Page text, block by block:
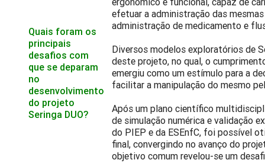
Quais foram os
principais
desafios com
que se deparam
no
desenvolvimento
do projeto
Seringa DUO?
efetuar a administração das
administração de medicamento e
Diversos modelos exploratórios de
deste projeto, no qual, o
emergiu como um estímulo para a
facilitar a manipulação do mesmo
Após um plano científico
de simulação numérica e validação
do PIEP e da ESEnfC, foi possível
final, convergindo no avanço do
objetivo comum revelou-se um